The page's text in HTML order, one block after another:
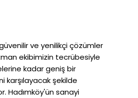
ve yenilikçi çözümler
ekibimizin tecrübesiyle
kadar geniş bir
şekilde
Hadımköy'ün sanayi